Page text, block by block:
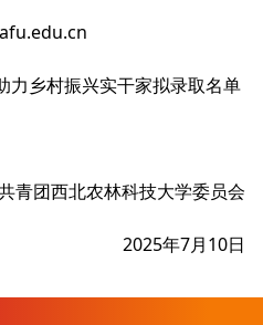
力乡村振兴实干家拟录取名单
青团西北农林科技大学委员会
2025年7月10日